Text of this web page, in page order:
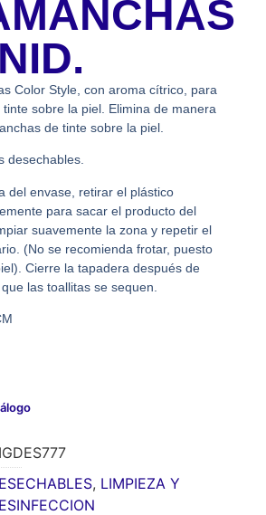
Color Style, con aroma cítrico, para
sobre la piel. Elimina de manera
de tinte sobre la piel.
desechables.
del envase, retirar el plástico
para sacar el producto del
suavemente la zona y repetir el
(No se recomienda frotar, puesto
Cierre la tapadera después de
las toallitas se sequen.
, LIMPIEZA Y